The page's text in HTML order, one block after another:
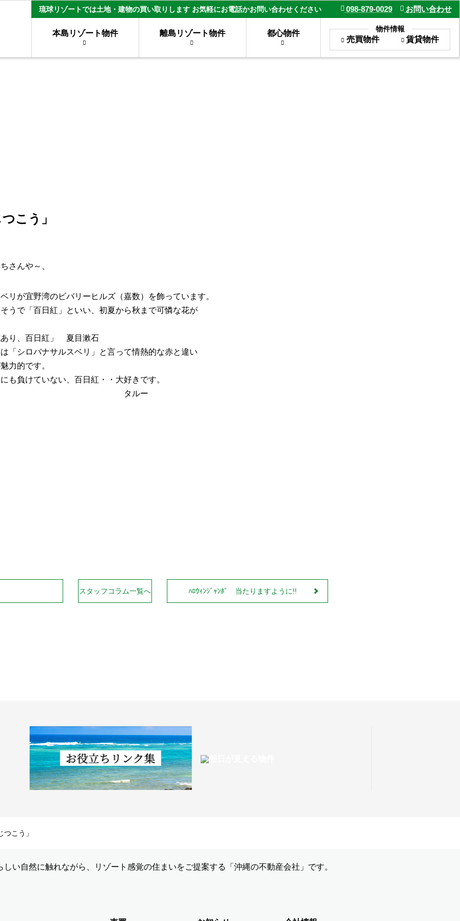
琉球リゾートでは土地・建物の買い取りします お気軽にお電話かお問い合わせください 098-879-0029 お問い合わせ
本島リゾート物件 離島リゾート物件 都心物件 物件情報
売買物件 賃貸物件
こう」
んや～、
が宜野湾のビバリーヒルズ（嘉数）を飾っています。
で「百日紅」といい、初夏から秋まで可憐な花が
百日紅」 夏目漱石
シロバナサルスベリ」と言って情熱的な赤と違い
力的です。
負けていない、百日紅・・大好きです。
ー
スタッフコラム一覧へ ﾊﾛｳｨﾝｼﾞｬﾝﾎﾞ 当たりますように!!
こう」
い自然に触れながら、リゾート感覚の住まいをご提案する「沖縄の不動産会社」です。